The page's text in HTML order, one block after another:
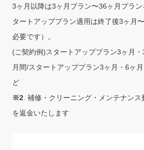
3ヶ月以降は3ヶ月プラン〜36ヶ月プラ
タートアッププラン適用は終了後3ヶ月
必要です）。
(ご契約例)スタートアッププラン3ヶ月
月間/スタートアッププラン3ヶ月・6ヶ
ど
※2 . 補修・クリーニング・メンテナン
を返金いたします